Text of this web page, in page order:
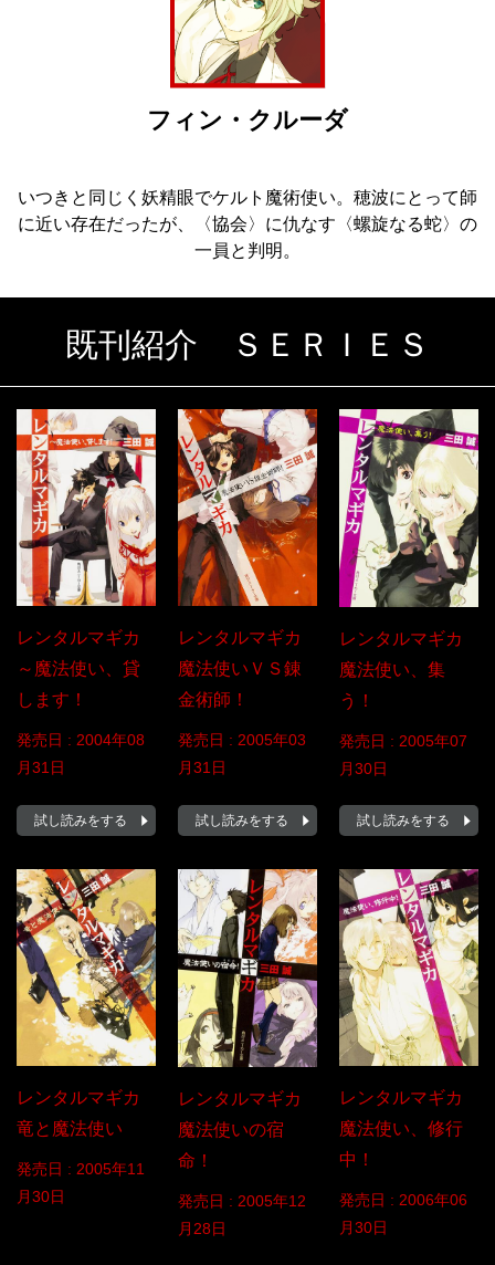
フィン・クルーダ
いつきと同じく妖精眼でケルト魔術使い。穂波にとって師
に近い存在だったが、〈協会〉に仇なす〈螺旋なる蛇〉の
一員と判明。
既刊紹介 ＳＥＲＩＥＳ
レンタルマギカ
～魔法使い、貸
します！
発売日 : 2004年08
月31日
試し読みをする
レンタルマギカ
魔法使いＶＳ錬
金術師！
発売日 : 2005年03
月31日
試し読みをする
レンタルマギカ
魔法使い、集
う！
発売日 : 2005年07
月30日
試し読みをする
レンタルマギカ
竜と魔法使い
発売日 : 2005年11
月30日
レンタルマギカ
魔法使いの宿
命！
発売日 : 2005年12
月28日
レンタルマギカ
魔法使い、修行
中！
発売日 : 2006年06
月30日